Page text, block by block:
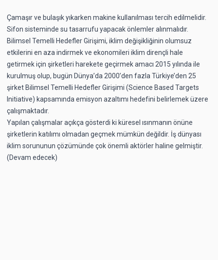
Çamaşır ve bulaşık yıkarken makine kullanılması tercih edilmelidir.
Sifon sisteminde su tasarrufu yapacak önlemler alınmalıdır.
Bilimsel Temelli Hedefler Girişimi, iklim değişikliğinin olumsuz
etkilerini en aza indirmek ve ekonomileri iklim dirençli hale
getirmek için şirketleri harekete geçirmek amacı 2015 yılında ile
kurulmuş olup, bugün Dünya’da 2000’den fazla Türkiye’den 25
şirket Bilimsel Temelli Hedefler Girişimi (Science Based Targets
Initiative) kapsamında emisyon azaltımı hedefini belirlemek üzere
çalışmaktadır.
Yapılan çalışmalar açıkça gösterdi ki küresel ısınmanın önüne
şirketlerin katılımı olmadan geçmek mümkün değildir. İş dünyası
iklim sorununun çözümünde çok önemli aktörler haline gelmiştir.
(Devam edecek)